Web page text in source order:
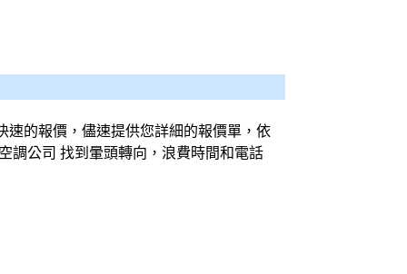
的報價，儘速提供您詳細的報價單，依
調公司 找到暈頭轉向，浪費時間和電話